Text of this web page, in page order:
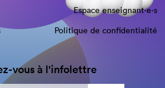
Espace enseignant·e⋅s
Politique de confidentialité
vous à l'infolettre